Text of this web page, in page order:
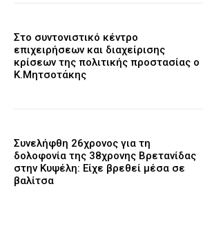
Στο συντονιστικό κέντρο
επιχειρήσεων και διαχείρισης
κρίσεων της πολιτικής προστασίας ο
Κ.Μητσοτάκης
Συνελήφθη 26χρονος για τη
δολοφονία της 38χρονης Βρετανίδας
στην Κυψέλη: Είχε βρεθεί μέσα σε
βαλίτσα